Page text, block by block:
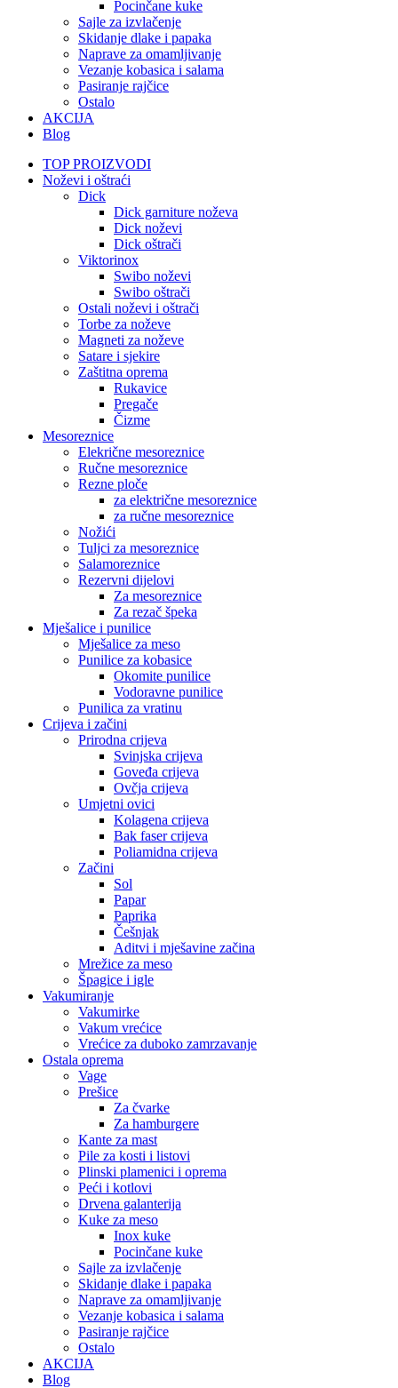
Pocinčane kuke
Sajle za izvlačenje
Skidanje dlake i papaka
Naprave za omamljivanje
Vezanje kobasica i salama
Pasiranje rajčice
Ostalo
AKCIJA
Blog
TOP PROIZVODI
Noževi i oštraći
Dick
Dick garniture noževa
Dick noževi
Dick oštrači
Viktorinox
Swibo noževi
Swibo oštrači
Ostali noževi i oštrači
Torbe za noževe
Magneti za noževe
Satare i sjekire
Zaštitna oprema
Rukavice
Pregače
Čizme
Mesoreznice
Elekrične mesoreznice
Ručne mesoreznice
Rezne ploče
za električne mesoreznice
za ručne mesoreznice
Nožići
Tuljci za mesoreznice
Salamoreznice
Rezervni dijelovi
Za mesoreznice
Za rezač špeka
Mješalice i punilice
Mješalice za meso
Punilice za kobasice
Okomite punilice
Vodoravne punilice
Punilica za vratinu
Crijeva i začini
Prirodna crijeva
Svinjska crijeva
Goveđa crijeva
Ovčja crijeva
Umjetni ovici
Kolagena crijeva
Bak faser crijeva
Poliamidna crijeva
Začini
Sol
Papar
Paprika
Češnjak
Aditvi i mješavine začina
Mrežice za meso
Špagice i igle
Vakumiranje
Vakumirke
Vakum vrećice
Vrećice za duboko zamrzavanje
Ostala oprema
Vage
Prešice
Za čvarke
Za hamburgere
Kante za mast
Pile za kosti i listovi
Plinski plamenici i oprema
Peći i kotlovi
Drvena galanterija
Kuke za meso
Inox kuke
Pocinčane kuke
Sajle za izvlačenje
Skidanje dlake i papaka
Naprave za omamljivanje
Vezanje kobasica i salama
Pasiranje rajčice
Ostalo
AKCIJA
Blog